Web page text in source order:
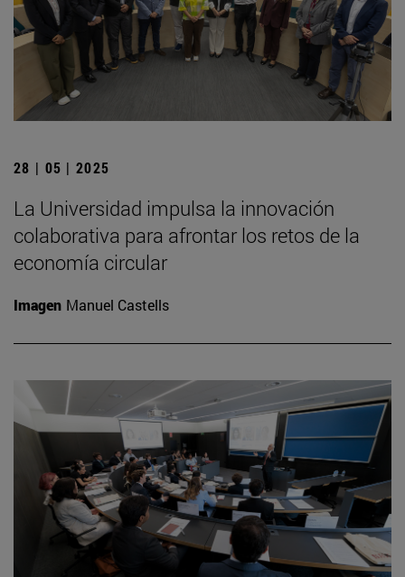
28 | 05 | 2025
La Universidad impulsa la innovación
colaborativa para afrontar los retos de la
economía circular
Imagen Manuel Castells